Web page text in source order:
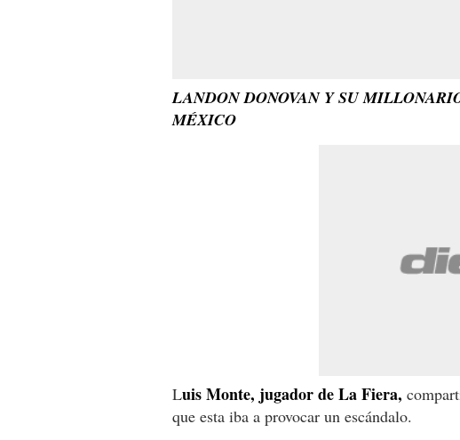
LANDON DONOVAN Y SU
MÉXICO
Luis Monte, jugador de La Fiera,
que esta iba a provocar un escándalo.